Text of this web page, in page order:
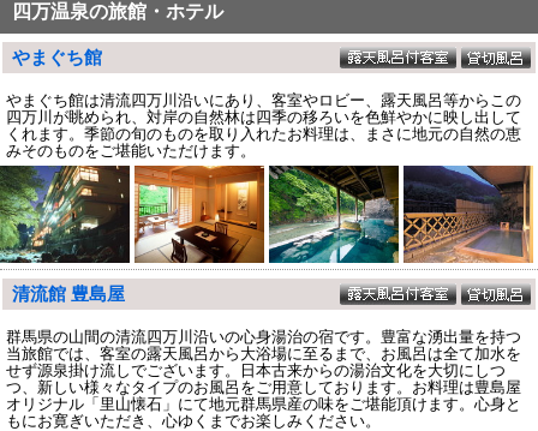
四万温泉の旅館・ホテル
やまぐち館
やまぐち館は清流四万川沿いにあり、客室やロビー、露天風呂等からこの
四万川が眺められ、対岸の自然林は四季の移ろいを色鮮やかに映し出して
くれます。季節の旬のものを取り入れたお料理は、まさに地元の自然の恵
みそのものをご堪能いただけます。
清流館 豊島屋
群馬県の山間の清流四万川沿いの心身湯治の宿です。豊富な湧出量を持つ
当旅館では、客室の露天風呂から大浴場に至るまで、お風呂は全て加水を
せず源泉掛け流しでございます。日本古来からの湯治文化を大切にしつ
つ、新しい様々なタイプのお風呂をご用意しております。お料理は豊島屋
オリジナル「里山懐石」にて地元群馬県産の味をご堪能頂けます。心身と
もにお寛ぎいただき、心ゆくまでお楽しみください。